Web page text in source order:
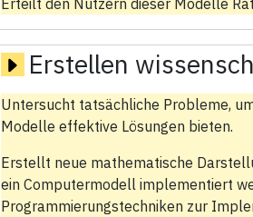
Erstellen
Untersucht tatsächliche Probleme,
Modelle effektive Lösungen bieten.
Erstellt neue mathematische
ein Computermodell implementiert
Programmierungstechniken zur